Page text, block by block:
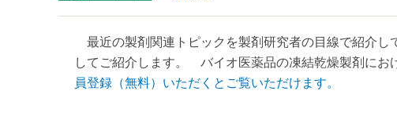
最近の製剤関連トピックを製剤研究者の目線で紹介し
してご紹介します。 バイオ医薬品の凍結乾燥製剤にお
員登録（無料）いただくとご覧いただけます。